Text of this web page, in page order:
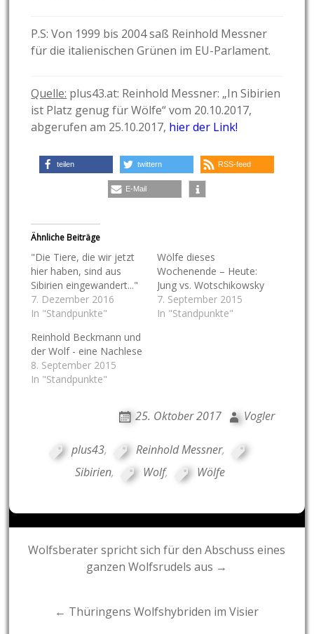
P.S: Von 1999 bis 2004 saß Reinhold Messner
für die italienischen Grünen im EU-Parlament.
Quelle: plus43.at: Reinhold Messner: „In Sibirien
ist Platz genug für Wölfe“ vom 20.10.2017,
abgerufen am 25.10.2017, hier der Link!
teilen twittern RSS-feed
E-Mail
Ähnliche Beiträge
"Die Tiere, die wir jetzt
hier haben, sind aus
Sibirien eingewandert..."
7. Dezember 2016
In "Standpunkte"
Wölfe dieses
Wochenende – Heute:
Jung vs. Wotschikowsky
7. September 2015
In "Standpunkte"
Reinhold Beckmann und
der Wolf - eine Nachlese
8. September 2015
In "Standpunkte"
25. Oktober 2017 Vogler
plus43, Reinhold Messner,
Sibirien, Wolf, Wölfe
Post
navigation
Wolfsberater spricht sich für den Abschuss eines
ganzen Wolfsrudels aus →
← Thüringens Wolfshybriden im Visier